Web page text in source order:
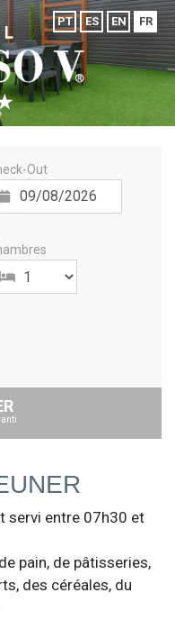
PT ES EN FR
Out
servi entre 07h30 et
pain, de pâtisseries,
des céréales, du